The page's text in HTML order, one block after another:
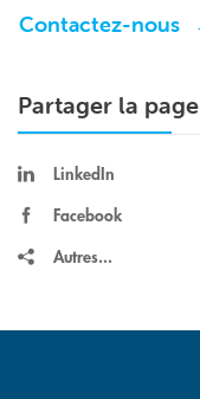
Contactez-nous
Partager la page
LinkedIn
Facebook
Autres...